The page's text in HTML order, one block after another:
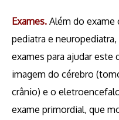
Exames. Além do
pediatra e
exames para ajudar
imagem do cérebro
crânio) e o
exame primordial, que